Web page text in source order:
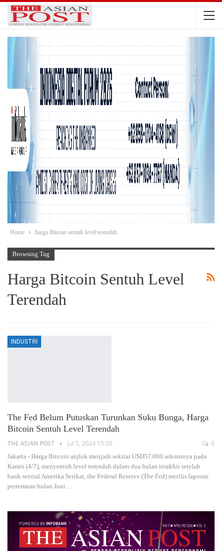
Home harga Bitcoin sentuh level terendah
Browsing Tag
Harga Bitcoin Sentuh Level
Terendah
INDUSTRI
The Fed Belum Putuskan Turunkan Suku Bunga, Harga
Bitcoin Sentuh Level Terendah
THE ASIAN POST Jul 5, 2024 15:30 0
Jakarta - Harga Bitcoin anjlok menjadi sekitar USD57.000 sekoinnya pada
Kamis (4/7), menyentuh level terendah dalam dua bulan terakhir setelah
bank sentral Amerika Serikat, the Federal Reserve (The Fed) merilis laporan
pertemuan bulan Juni